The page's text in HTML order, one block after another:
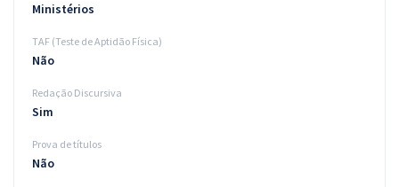
Ministérios
TAF (Teste de Aptidão Física)
Não
Redação Discursiva
Sim
Prova de títulos
Não